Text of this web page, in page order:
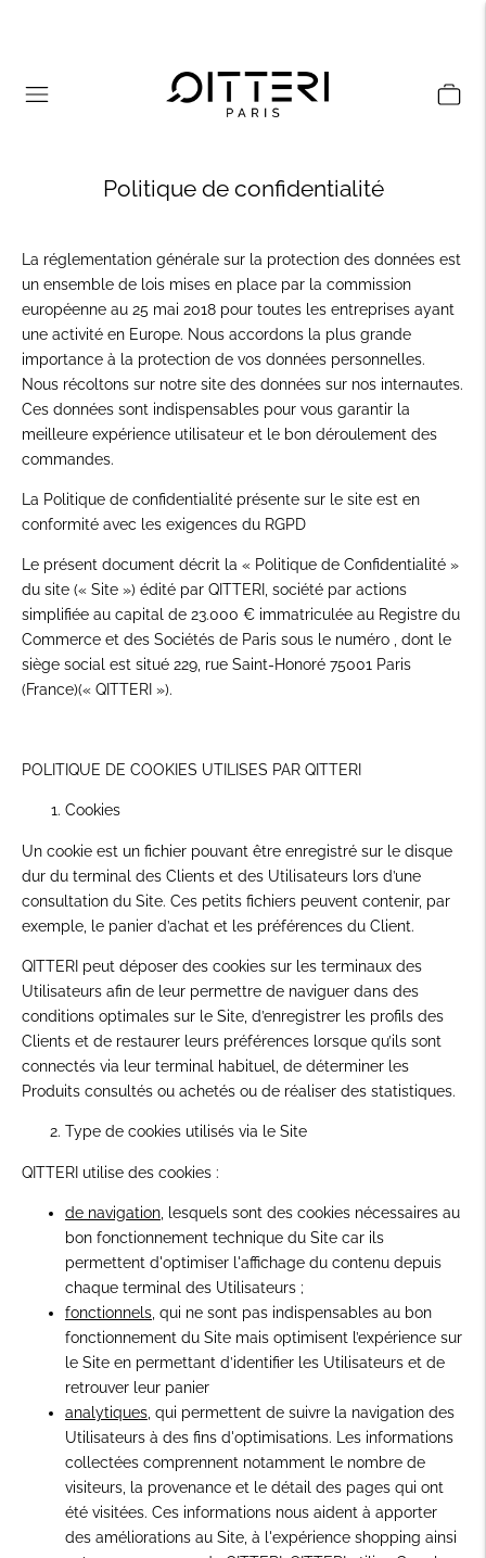
Politique de confidentialité
La réglementation générale sur la protection des données est
un ensemble de lois mises en place par la commission
européenne au 25 mai 2018 pour toutes les entreprises ayant
une activité en Europe. Nous accordons la plus grande
importance à la protection de vos données personnelles.
Nous récoltons sur notre site des données sur nos internautes.
Ces données sont indispensables pour vous garantir la
meilleure expérience utilisateur et le bon déroulement des
commandes.
La Politique de confidentialité présente sur le site est en
conformité avec les exigences du RGPD
Le présent document décrit la « Politique de Confidentialité »
du site (« Site ») édité par QITTERI, société par actions
simplifiée au capital de 23.000 € immatriculée au Registre du
Commerce et des Sociétés de Paris sous le numéro , dont le
siège social est situé 229, rue Saint-Honoré 75001 Paris
(France)(« QITTERI »).
POLITIQUE DE COOKIES UTILISES PAR QITTERI
Cookies
Un cookie est un fichier pouvant être enregistré sur le disque
dur du terminal des Clients et des Utilisateurs lors d’une
consultation du Site. Ces petits fichiers peuvent contenir, par
exemple, le panier d’achat et les préférences du Client.
QITTERI peut déposer des cookies sur les terminaux des
Utilisateurs afin de leur permettre de naviguer dans des
conditions optimales sur le Site, d’enregistrer les profils des
Clients et de restaurer leurs préférences lorsque qu’ils sont
connectés via leur terminal habituel, de déterminer les
Produits consultés ou achetés ou de réaliser des statistiques.
Type de cookies utilisés via le Site
QITTERI utilise des cookies :
de navigation , lesquels sont des cookies nécessaires au
bon fonctionnement technique du Site car ils
permettent d'optimiser l'affichage du contenu depuis
chaque terminal des Utilisateurs ;
fonctionnels , qui ne sont pas indispensables au bon
fonctionnement du Site mais optimisent l’expérience sur
le Site en permettant d’identifier les Utilisateurs et de
retrouver leur panier
analytiques , qui permettent de suivre la navigation des
Utilisateurs à des fins d'optimisations. Les informations
collectées comprennent notamment le nombre de
visiteurs, la provenance et le détail des pages qui ont
été visitées. Ces informations nous aident à apporter
des améliorations au Site, à l'expérience shopping ainsi